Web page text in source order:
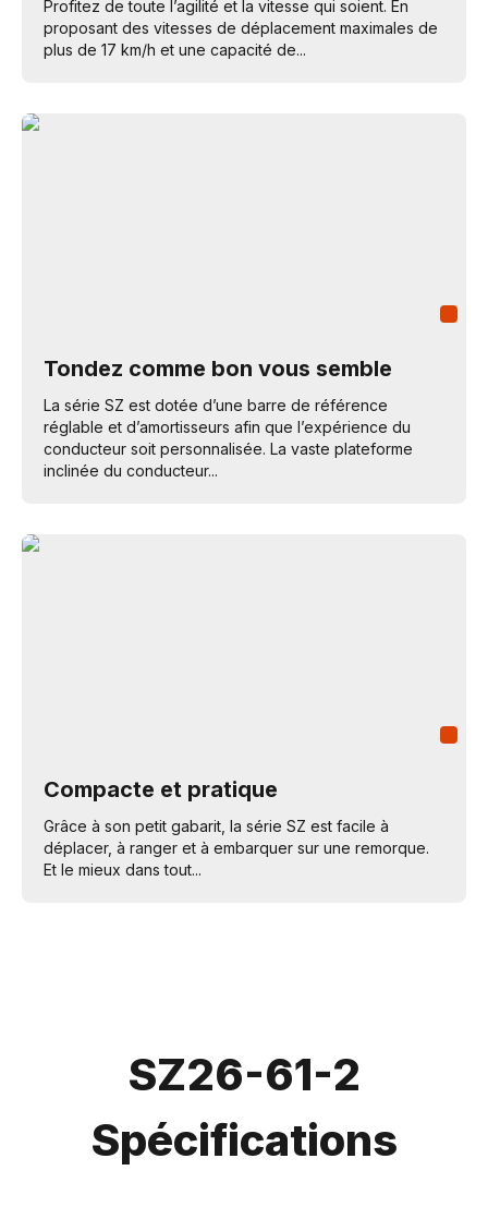
Profitez de toute l’agilité et la vitesse qui soient. En
proposant des vitesses de déplacement maximales de
plus de 17 km/h et une capacité de...
Tondez comme bon vous semble
La série SZ est dotée d’une barre de référence
réglable et d’amortisseurs afin que l’expérience du
conducteur soit personnalisée. La vaste plateforme
inclinée du conducteur...
Compacte et pratique
Grâce à son petit gabarit, la série SZ est facile à
déplacer, à ranger et à embarquer sur une remorque.
Et le mieux dans tout...
SZ26-61-2
Spécifications